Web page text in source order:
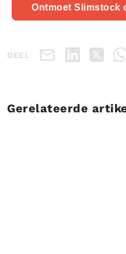
Ontmoet Slimstock
DEEL
Gerelateerde